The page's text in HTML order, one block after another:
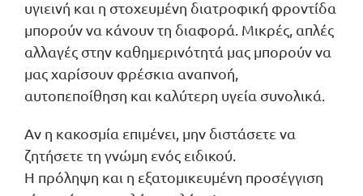
υγιεινή και η στοχευμένη διατροφική φροντίδα
μπορούν να κάνουν τη διαφορά. Μικρές, απλές
αλλαγές στην καθημερινότητά μας μπορούν να
μας χαρίσουν φρέσκια αναπνοή,
αυτοπεποίθηση και καλύτερη υγεία συνολικά.
Αν η κακοσμία επιμένει, μην διστάσετε να
ζητήσετε τη γνώμη ενός ειδικού.
Η πρόληψη και η εξατομικευμένη προσέγγιση